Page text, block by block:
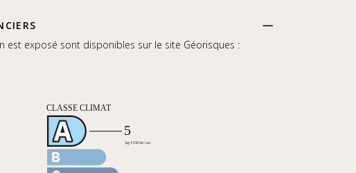
est exposé sont disponibles sur le site Géorisques :